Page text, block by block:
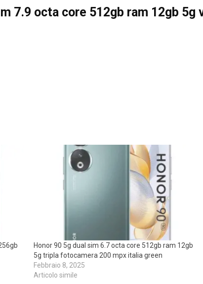
7.9 octa core 512gb ram 12gb
Honor 90 5g dual sim 6.7 octa core 512gb ram 12gb
5g tripla fotocamera 200 mpx italia green
Febbraio 8, 2025
Articolo simile